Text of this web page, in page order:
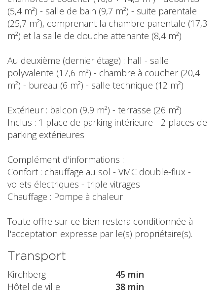
(5,4 m²) - salle de bain (9,7 m²) - suite parentale
(25,7 m²), comprenant la chambre parentale (17,3
m²) et la salle de douche attenante (8,4 m²)
Au deuxième (dernier étage) : hall - salle
polyvalente (17,6 m²) - chambre à coucher (20,4
m²) - bureau (6 m²) - salle technique (12 m²)
Extérieur : balcon (9,9 m²) - terrasse (26 m²)
Inclus : 1 place de parking intérieure - 2 places de
parking extérieures
Complément d'informations :
Confort : chauffage au sol - VMC double-flux -
volets électriques - triple vitrages
Chauffage : Pompe à chaleur
Toute offre sur ce bien restera conditionnée à
l'acceptation expresse par le(s) propriétaire(s).
Transport
Kirchberg
45 min
Hôtel de ville
38 min